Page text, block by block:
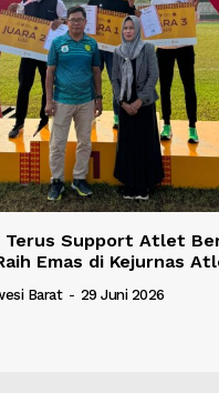
Terus Support Atlet
Emas di Kejurnas
Barat - 29 Juni 2026